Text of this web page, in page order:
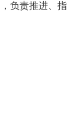
负责推进、指